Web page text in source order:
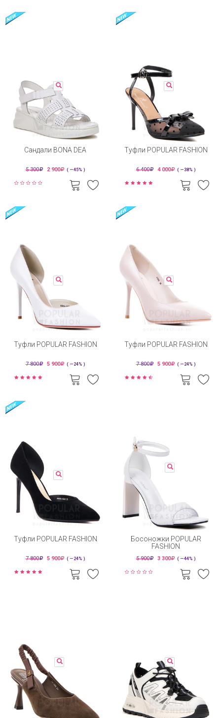
Сандали BONA DEA
5 300 2 900 ( —45% )
Туфли POPULAR FASHION
6 400 4 000 ( —38% )
Туфли POPULAR FASHION
7 800 5 900 ( —24% )
Туфли POPULAR FASHION
7 800 5 900 ( —24% )
Туфли POPULAR FASHION
7 800 5 900 ( —24% )
Босоножки POPULAR
FASHION
5 900 3 300 ( —44% )